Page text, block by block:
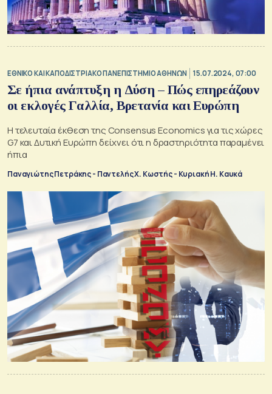
ΕΘΝΙΚΟ ΚΑΙ ΚΑΠΟΔΙΣΤΡΙΑΚΟ ΠΑΝΕΠΙΣΤΗΜΙΟ ΑΘΗΝΩΝ 15.07.2024, 07:00
Σε ήπια ανάπτυξη η Δύση – Πώς επηρεάζουν
οι εκλογές Γαλλία, Βρετανία και Ευρώπη
Η τελευταία έκθεση της Consensus Economics για τις χώρες
G7 και Δυτική Ευρώπη δείχνει ότι η δραστηριότητα παραμένει
ήπια
Παναγιώτης Πετράκης - Παντελής Χ. Κωστής - Κυριακή Η. Καυκά